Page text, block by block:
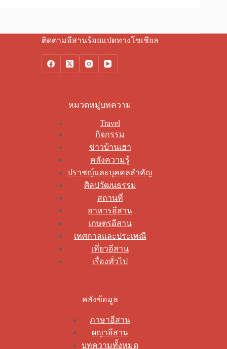
ติดตามอีสานร้อยแปดทางโซเชียล
หมวดหมู่บทความ
Travel
กิจกรรม
ข่าวบ้านเฮา
คลังความรู้
ปราชญ์และบุคคลสำคัญ
ศิลปวัฒนธรรม
สถานที่
อาหารอีสาน
เกษตรอีสาน
เทศกาลและประเพณี
เที่ยวอีสาน
เรื่องทั่วไป
คลังข้อมูล
ภาษาอีสาน
ผญาอีสาน
บทความทั้งหมด